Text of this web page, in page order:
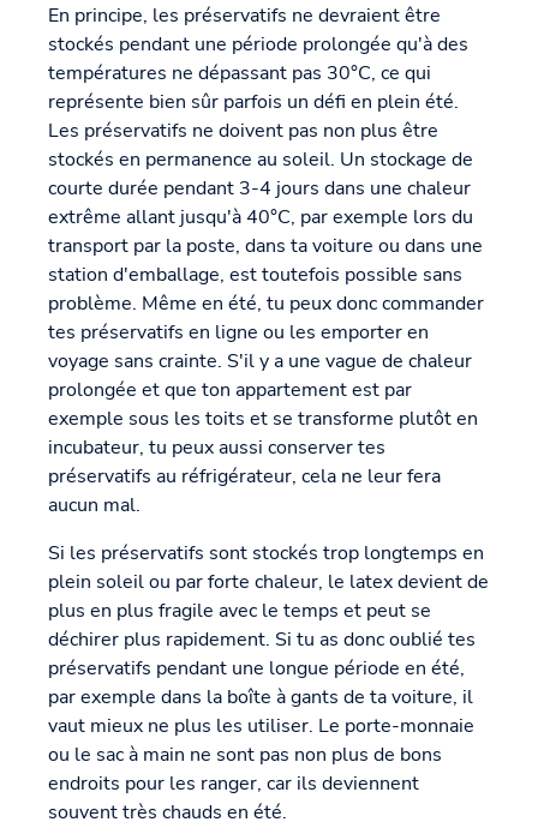
En principe, les préservatifs ne devraient être
stockés pendant une période prolongée qu'à des
températures ne dépassant pas 30°C, ce qui
représente bien sûr parfois un défi en plein été.
Les préservatifs ne doivent pas non plus être
stockés en permanence au soleil. Un stockage de
courte durée pendant 3-4 jours dans une chaleur
extrême allant jusqu'à 40°C, par exemple lors du
transport par la poste, dans ta voiture ou dans une
station d'emballage, est toutefois possible sans
problème. Même en été, tu peux donc commander
tes préservatifs en ligne ou les emporter en
voyage sans crainte. S'il y a une vague de chaleur
prolongée et que ton appartement est par
exemple sous les toits et se transforme plutôt en
incubateur, tu peux aussi conserver tes
préservatifs au réfrigérateur, cela ne leur fera
aucun mal.
Si les préservatifs sont stockés trop longtemps en
plein soleil ou par forte chaleur, le latex devient de
plus en plus fragile avec le temps et peut se
déchirer plus rapidement. Si tu as donc oublié tes
préservatifs pendant une longue période en été,
par exemple dans la boîte à gants de ta voiture, il
vaut mieux ne plus les utiliser. Le porte-monnaie
ou le sac à main ne sont pas non plus de bons
endroits pour les ranger, car ils deviennent
souvent très chauds en été.